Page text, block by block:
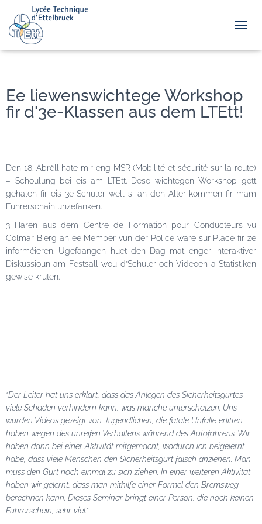
Ee liewenswichtege Workshop
fir d'3e-Klassen aus dem LTEtt!
Den 18. Abrëll hate mir eng MSR (Mobilité et sécurité sur la route)
– Schoulung bei eis am LTEtt. Dëse wichtegen Workshop gëtt
gehalen fir eis 3e Schüler well si an den Alter kommen fir mam
Führerschäin unzefänken.
3 Hären aus dem Centre de Formation pour Conducteurs vu
Colmar-Bierg an ee Member vun der Police ware sur Place fir ze
informéieren. Ugefaangen huet den Dag mat enger interaktiver
Diskussioun am Festsall wou d’Schüler och Videoen a Statistiken
gewise kruten.
“Der Leiter hat uns erklärt, dass das Anlegen des Sicherheitsgurtes
viele Schäden verhindern kann, was manche unterschätzen. Uns
wurden Videos gezeigt von Jugendlichen, die fatale Unfälle erlitten
haben wegen des unreifen Verhaltens während des Autofahrens. Wir
haben dann bei einer Aktivität mitgemacht, wodurch ich beigelernt
habe, dass viele Menschen den Sicherheitsgurt falsch anziehen. Man
muss den Gurt noch einmal zu sich ziehen. In einer weiteren Aktivität
haben wir gelernt, dass man mithilfe einer Formel den Bremsweg
berechnen kann. Dieses Seminar bringt einer Person, die noch keinen
Führerschein, sehr viel.”